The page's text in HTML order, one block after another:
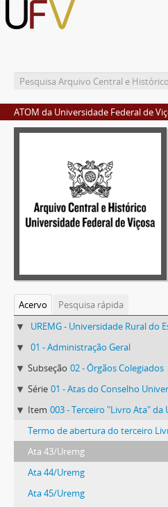
ATOM da Universidade Federal de
Acervo
Pesquisa rápida
UREMG - Universidade Rural do
01 - Administração Geral
Subseção 02 - Órgãos Colegiados
Série 01 - Atas do Conselho
Item 003 - Terceiro "Livro Ata" da
Termo de abertura do terceiro
Ata 43/Uremg
Ata 44/Uremg
Ata 45/Uremg